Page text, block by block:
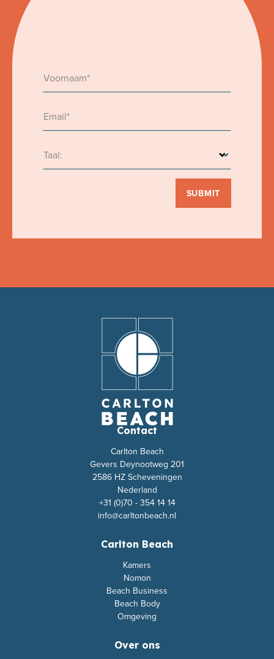
Voornaam*
Email*
Taal:
SUBMIT
Contact
Carlton Beach
Gevers Deynootweg 201
2586 HZ Scheveningen
Nederland
+31 (0)70 - 354 14 14
info@carltonbeach.nl
Carlton Beach
Kamers
Nomon
Beach Business
Beach Body
Omgeving
Over ons